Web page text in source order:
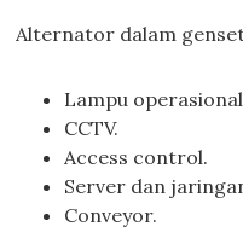
Alternator dalam
Lampu
CCTV.
Access control.
Server dan
Conveyor.